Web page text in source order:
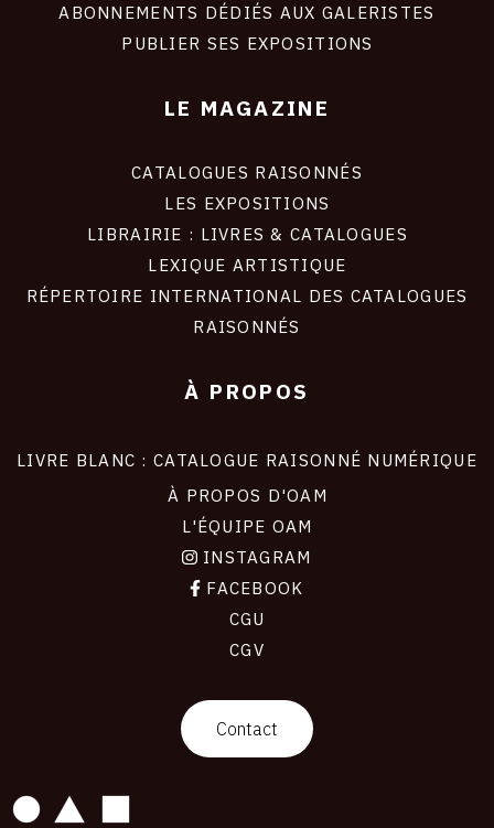
ABONNEMENTS DÉDIÉS AUX GALERISTES
PUBLIER SES EXPOSITIONS
LE MAGAZINE
CATALOGUES RAISONNÉS
LES EXPOSITIONS
LIBRAIRIE : LIVRES & CATALOGUES
LEXIQUE ARTISTIQUE
RÉPERTOIRE INTERNATIONAL DES CATALOGUES
RAISONNÉS
À PROPOS
LIVRE BLANC : CATALOGUE RAISONNÉ NUMÉRIQUE
À PROPOS D'OAM
L'ÉQUIPE OAM
INSTAGRAM
FACEBOOK
CGU
CGV
Contact